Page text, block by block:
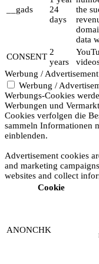
__gads
24
days
the
data
CONSENT 2
years
Werbung / Advertisement
Werbung /
Werbungs-Cookies
Werbungen und
Cookies verfolgen die
sammeln Informationen
einblenden.
Advertisement cookies
and marketing
websites and collect
Cookie
ANONCHK